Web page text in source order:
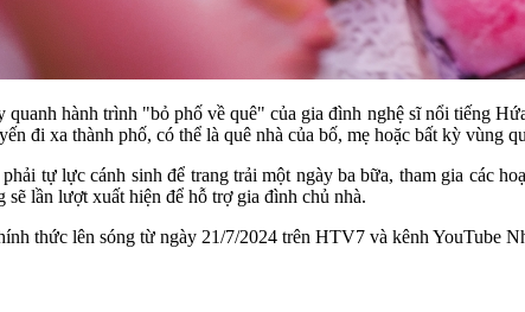
hành trình "bỏ phố về quê" của gia đình nghệ sĩ nổi tiếng
đi xa thành phố, có thể là quê nhà của bố, mẹ hoặc bất kỳ vùng
tự lực cánh sinh để trang trải một ngày ba bữa, tham gia các
lần lượt xuất hiện để hỗ trợ gia đình chủ nhà.
thức lên sóng từ ngày 21/7/2024 trên HTV7 và kênh YouTube